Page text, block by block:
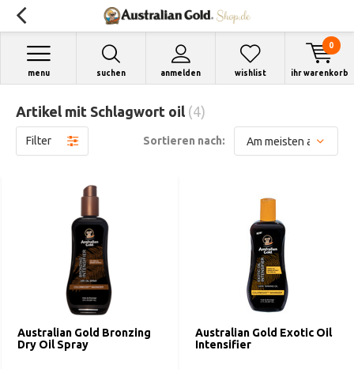
suchen anmelden
menu wishlist ihr warenkorb
0
Artikel mit Schlagwort oil (4)
Filter Sortieren nach:
Australian Gold Bronzing
Dry Oil Spray
Australian Gold Exotic Oil
Intensifier